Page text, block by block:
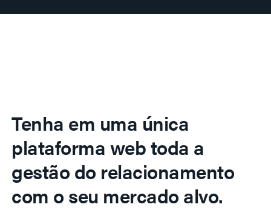
Tenha em uma única
plataforma web toda a
gestão do relacionamento
com o seu mercado alvo.